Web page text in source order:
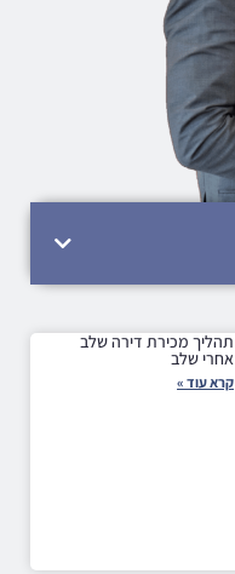
תהליך מכירת דירה שלב
אחרי שלב
קרא עוד »